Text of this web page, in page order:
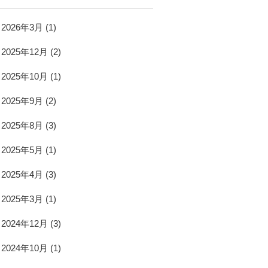
2026年3月 (1)
2025年12月 (2)
2025年10月 (1)
2025年9月 (2)
2025年8月 (3)
2025年5月 (1)
2025年4月 (3)
2025年3月 (1)
2024年12月 (3)
2024年10月 (1)